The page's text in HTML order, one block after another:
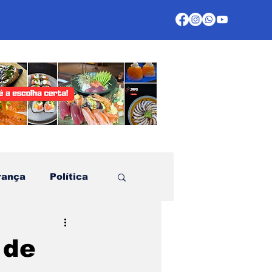
Política